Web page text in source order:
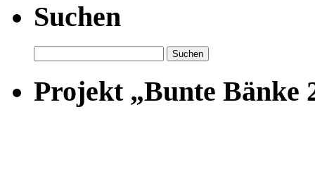
Suchen
nach:
Projekt „Bunte Bänke